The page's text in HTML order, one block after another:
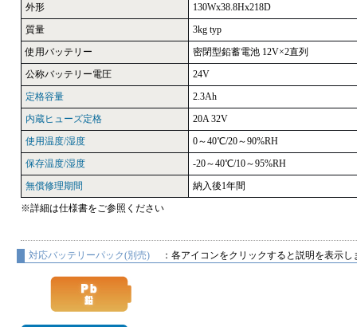
外形
130Wx38.8Hx218D
質量
3kg typ
使用バッテリー
密閉型鉛蓄電池 12V×2直列
公称バッテリー電圧
24V
定格容量
2.3Ah
内蔵ヒューズ定格
20A 32V
使用温度/湿度
0～40℃/20～90%RH
保存温度/湿度
-20～40℃/10～95%RH
無償修理期間
納入後1年間
※詳細は仕様書をご参照ください
対応バッテリーパック(別売) ：各アイコンをクリックすると説明を表示し